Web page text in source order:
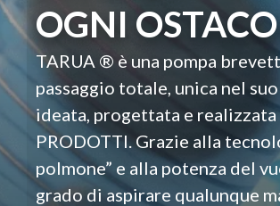
OGNI
TARUA ® è una pompa
passaggio totale, unica nel suo
ideata, progettata e realizzata
PRODOTTI. Grazie alla
polmone” e alla potenza del
grado di aspirare qualunque